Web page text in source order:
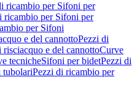
ricambio per Sifoni per
ricambio per Sifoni per
per Sifoni
e del cannottoPezzi di
e del cannottoCurve
tecnicheSifoni per bidetPezzi di
tubolariPezzi di ricambio per